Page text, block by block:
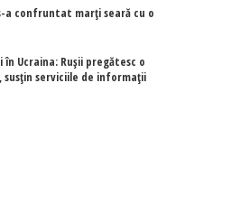
a confruntat marţi seară cu o
în Ucraina: Rușii pregătesc o
susțin serviciile de informații